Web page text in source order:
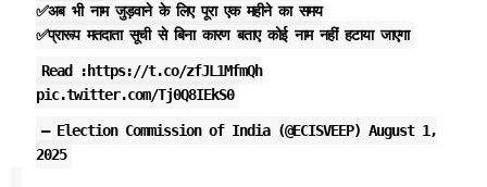
✅अब भी नाम जुड़वाने के लिए पूरा एक महीने का समय
✅प्रारूप मतदाता सूची से बिना कारण बताए कोई नाम नहीं हटाया जाएगा
Read : https://t.co/zfJL1MfmQh
pic.twitter.com/Tj0Q8IEkS0
— Election Commission of India (@ECISVEEP) August 1,
2025